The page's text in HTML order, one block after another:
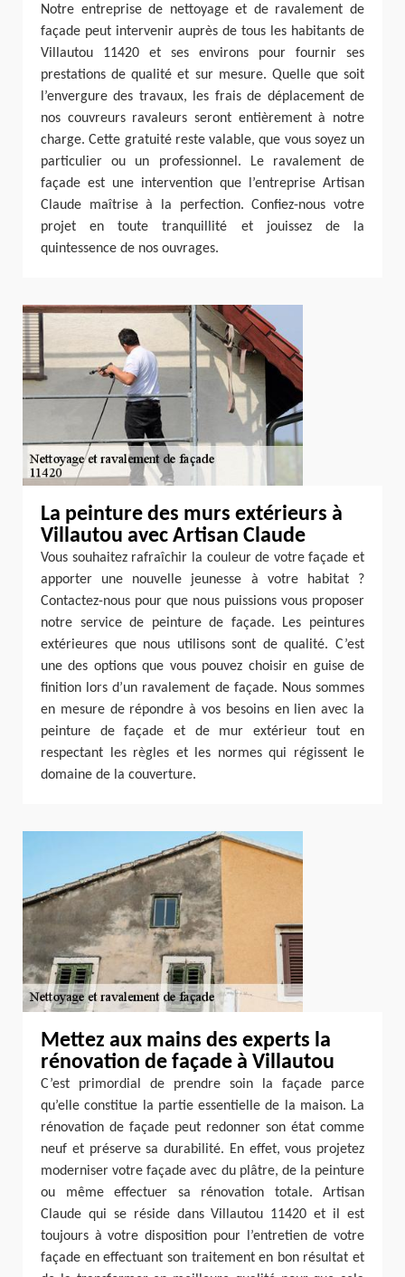
Notre entreprise de nettoyage et de ravalement de
façade peut intervenir auprès de tous les habitants de
Villautou 11420 et ses environs pour fournir ses
prestations de qualité et sur mesure. Quelle que soit
l’envergure des travaux, les frais de déplacement de
nos couvreurs ravaleurs seront entièrement à notre
charge. Cette gratuité reste valable, que vous soyez un
particulier ou un professionnel. Le ravalement de
façade est une intervention que l’entreprise Artisan
Claude maîtrise à la perfection. Confiez-nous votre
projet en toute tranquillité et jouissez de la
quintessence de nos ouvrages.
La peinture des murs extérieurs à
Villautou avec Artisan Claude
Vous souhaitez rafraîchir la couleur de votre façade et
apporter une nouvelle jeunesse à votre habitat ?
Contactez-nous pour que nous puissions vous proposer
notre service de peinture de façade. Les peintures
extérieures que nous utilisons sont de qualité. C’est
une des options que vous pouvez choisir en guise de
finition lors d’un ravalement de façade. Nous sommes
en mesure de répondre à vos besoins en lien avec la
peinture de façade et de mur extérieur tout en
respectant les règles et les normes qui régissent le
domaine de la couverture.
Mettez aux mains des experts la
rénovation de façade à Villautou
C’est primordial de prendre soin la façade parce
qu’elle constitue la partie essentielle de la maison. La
rénovation de façade peut redonner son état comme
neuf et préserve sa durabilité. En effet, vous projetez
moderniser votre façade avec du plâtre, de la peinture
ou même effectuer sa rénovation totale. Artisan
Claude qui se réside dans Villautou 11420 et il est
toujours à votre disposition pour l’entretien de votre
façade en effectuant son traitement en bon résultat et